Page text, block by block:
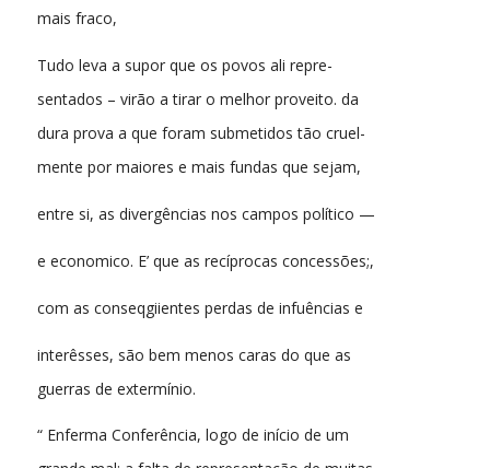
mais fraco,
Tudo leva a supor que os povos ali repre-
sentados – virão a tirar o melhor proveito. da
dura prova a que foram submetidos tão cruel-
mente por maiores e mais fundas que sejam,
entre si, as divergências nos campos político —
e economico. E’ que as recíprocas concessões;,
com as conseqgiientes perdas de infuências e
interêsses, são bem menos caras do que as
guerras de extermínio.
“ Enferma Conferência, logo de início de um